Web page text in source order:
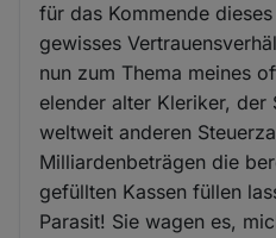
für das Kommende
gewisses
nun zum Thema meines
elender alter Kleriker, der
weltweit anderen
Milliardenbeträgen die
gefüllten Kassen füllen
Parasit! Sie wagen es,